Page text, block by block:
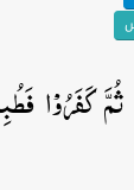
کَفَرُوۡا